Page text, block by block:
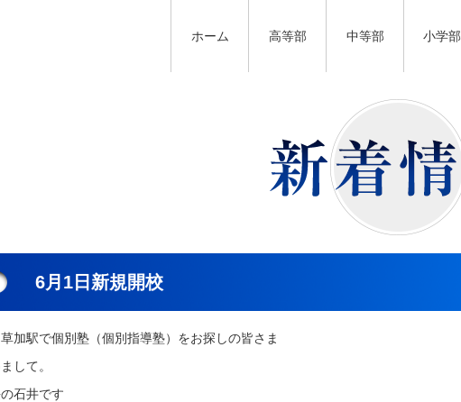
小学部
中等部
高等部
ホーム
6月1日新規開校
加駅で個別塾（個別指導塾）をお探しの皆さま
して。
石井です